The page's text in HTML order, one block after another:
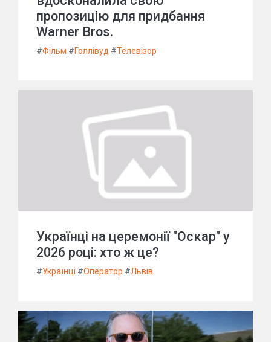
пропозицію для придбання
Warner Bros.
#Фільм #Голлівуд #Телевізор
Українці на церемонії "Оскар" у
2026 році: хто ж це?
#Українці #Оператор #Львів